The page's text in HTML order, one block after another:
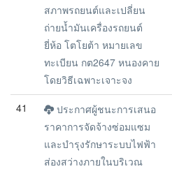
สภาพรถยนต์และเปลี่ยน
ถ่ายน้ำมันเครื่องรถยนต์
ยี่ห้อ โตโยต้า หมายเลข
ทะเบียน กต2647 หนองคาย
โดยวิธีเฉพาะเจาะจง
41
ประกาศผู้ชนะการเสนอ
ราคาการจัดจ้างซ่อมแซม
และบำรุงรักษาระบบไฟฟ้า
ส่องสว่างภายในบริเวณ